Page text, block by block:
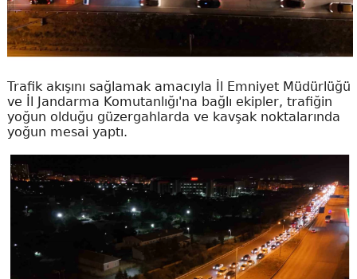
Trafik akışını sağlamak amacıyla İl Emniyet Müdürlüğü
ve İl Jandarma Komutanlığı'na bağlı ekipler, trafiğin
yoğun olduğu güzergahlarda ve kavşak noktalarında
yoğun mesai yaptı.